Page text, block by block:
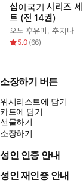
십이국기 시리즈 세
트 (전 14권)
오노 후유미 추지나
5.0 (66)
소장하기 버튼
위시리스트에 담기
카트에 담기
선물하기
소장하기
성인 인증 안내
성인 재인증 안내